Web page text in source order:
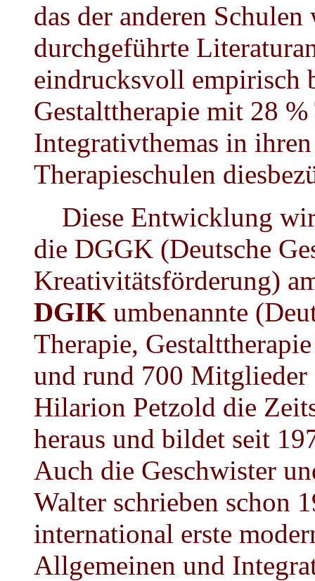
das der anderen
durchgeführte
eindrucksvoll empirisch
Gestalttherapie mit 28
Integrativthemas in
Therapieschulen
Diese Entwicklung
die DGGK (Deutsche
Kreativitätsförderung)
DGIK umbenannte
Therapie,
und rund 700 Mitglieder
Hilarion Petzold die
heraus und bildet seit
Auch die Geschwister
Walter schrieben schon
international erste
Allgemeinen und